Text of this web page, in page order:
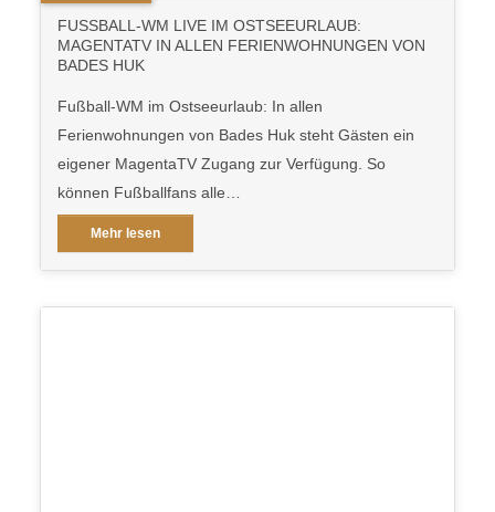
FUSSBALL-WM LIVE IM OSTSEEURLAUB: M
AGENTATV IN ALLEN FERIENWOHNUNGEN VON B
ADES HUK
Fußball-WM im Ostseeurlaub: In allen
Ferienwohnungen von Bades Huk steht Gästen ein
eigener MagentaTV Zugang zur Verfügung. So
können Fußballfans alle…
Mehr lesen